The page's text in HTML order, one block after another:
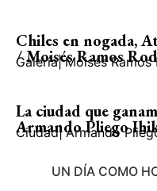
Chiles en nogada,
/ Moisés Ramos
Galería| Moisés Ramos
La ciudad que
Armando Pliego
Ciudad| Armando
UN DÍA COMO